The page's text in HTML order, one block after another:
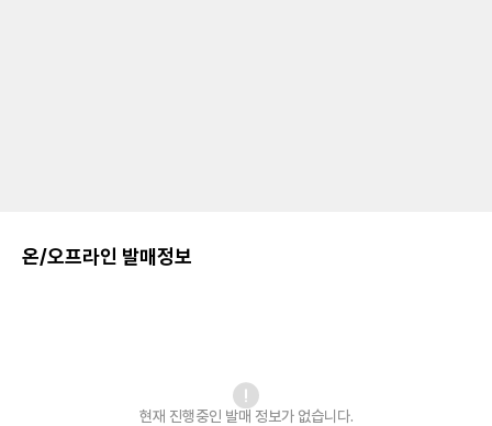
온/오프라인 발매정보
현재 진행중인 발매 정보가 없습니다.